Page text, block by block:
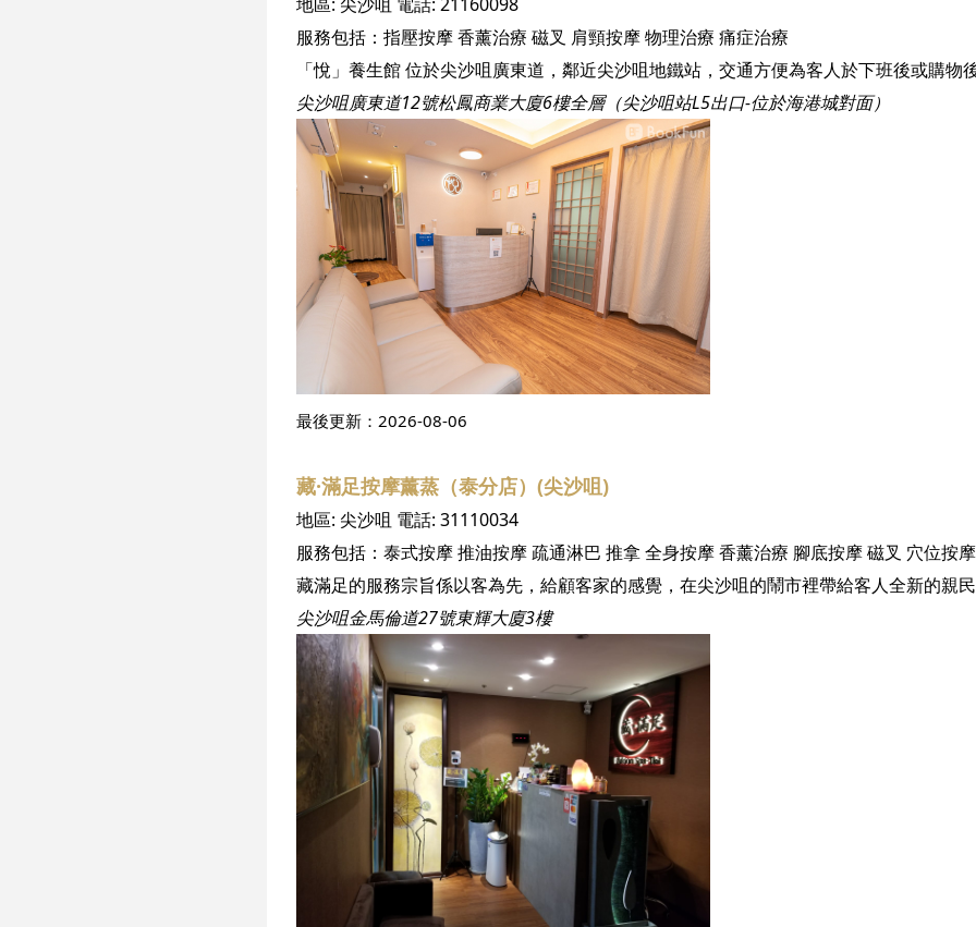
服務包括： 指壓按摩香薰治療 磁叉 肩頸按摩物理治療 痛症治療
尖沙咀廣東道12號松鳳商業大廈6樓全層（尖沙咀站L5出口-位於海港城對面）
最後更新： 2026-08-06
藏·滿足按摩薰蒸（泰分店）(尖沙咀)
地區: 尖沙咀 電話: 31110034
服務包括： 泰式按摩推油按摩疏通淋巴 推拿全身按摩香薰治療 腳底按摩磁叉 穴位按摩
尖沙咀金馬倫道27號東輝大廈3樓